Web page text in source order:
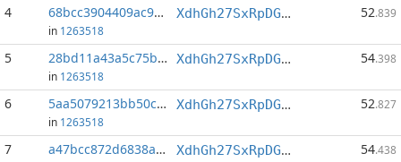
4 68bcc3904409ac92...:0
in 1263518
XdhGh27SxRpDGbNCjboy2sgG3JKcQsaNzT 52.839
5 28bd11a43a5c75b7...:0
in 1263518
XdhGh27SxRpDGbNCjboy2sgG3JKcQsaNzT 54.398
6 5aa5079213bb50c1...:0
in 1263518
XdhGh27SxRpDGbNCjboy2sgG3JKcQsaNzT 52.827
7 a47bcc872d6838a7...:0 XdhGh27SxRpDGbNCjboy2sgG3JKcQsaNzT 54.438